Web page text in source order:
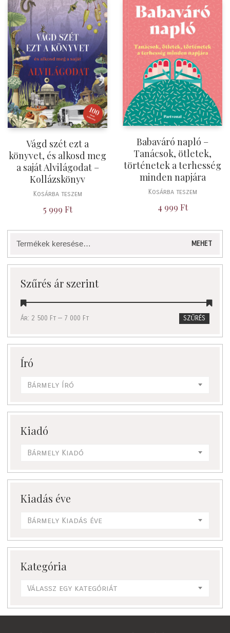
Vágd szét ezt a
könyvet, és alkosd meg
a saját Alvilágodat –
Kollázskönyv
Kosárba teszem
5 999 Ft
Babaváró napló –
Tanácsok, ötletek,
történetek a terhesség
minden napjára
Kosárba teszem
4 999 Ft
Keresés
következőre:
MEHET
Szűrés ár szerint
SZŰRÉS
Ár: 2 500 Ft — 7 000 Ft
Író
Bármely Író
Kiadó
Bármely Kiadó
Kiadás éve
Bármely Kiadás éve
Kategória
Válassz egy kategóriát